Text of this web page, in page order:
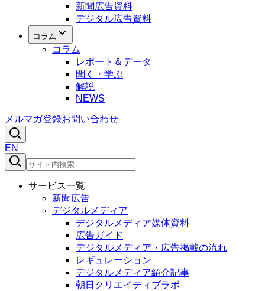
新聞広告資料
デジタル広告資料
コラム
コラム
レポート＆データ
聞く・学ぶ
解説
NEWS
メルマガ登録お問い合わせ
EN
サービス一覧
新聞広告
デジタルメディア
デジタルメディア媒体資料
広告ガイド
デジタルメディア・広告掲載の流れ
レギュレーション
デジタルメディア紹介記事
朝日クリエイティブラボ